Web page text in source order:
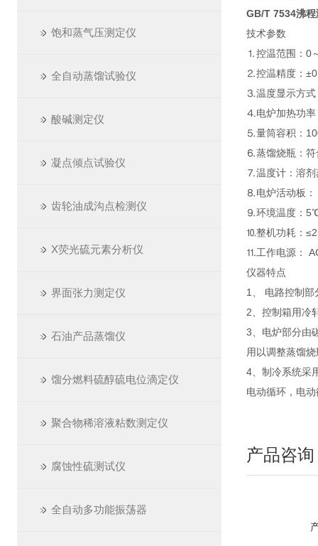
饱和蒸气压测定仪
全自动蒸馏试验仪
酸碱测定仪
凝点倾点试验仪
齿轮油成沟点检测仪
X荧光硫元素分析仪
界面张力测定仪
石油产品蒸馏仪
馏分燃料硫醇硫电位滴定仪
聚合物稀溶液粘数测定仪
腐蚀性硫测试仪
全自动多功能振荡器
GB/T 7534沸程
技术参数
⒈控温范围：0
⒉控温精度：
⒊温度显示方式
⒋电炉加热功率
⒌量筒容积：
⒍蒸馏烧瓶：符
⒎温度计：溶
⒏电炉活动板：
⒐环境温度：
⒑整机功耗：
⒒工作电源：
仪器特点
1、 电路控制
2、控制箱用冷
3、电炉部分由
用以调整蒸馏
4、制冷系统采
电动循环，电
产品咨询